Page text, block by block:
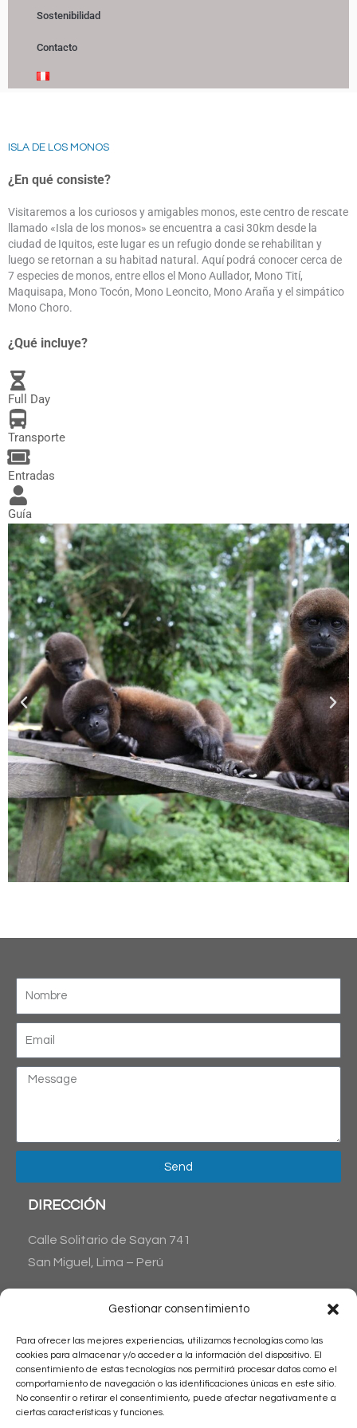
Gestionar consentimiento
Para ofrecer las mejores experiencias, utilizamos tecnologías como las
cookies para almacenar y/o acceder a la información del dispositivo. El
consentimiento de estas tecnologías nos permitirá procesar datos como el
comportamiento de navegación o las identificaciones únicas en este sitio.
No consentir o retirar el consentimiento, puede afectar negativamente a
ciertas características y funciones.
Sostenibilidad
Contacto
ISLA DE LOS MONOS
¿En qué consiste?
Visitaremos a los curiosos y amigables monos, este centro de rescate
llamado «Isla de los monos» se encuentra a casi 30km desde la
ciudad de Iquitos, este lugar es un refugio donde se rehabilitan y
luego se retornan a su habitad natural. Aquí podrá conocer cerca de
7 especies de monos, entre ellos el Mono Aullador, Mono Tití,
Maquisapa, Mono Tocón, Mono Leoncito, Mono Araña y el simpático
Mono Choro.
¿Qué incluye?
Full Day
Transporte
Entradas
Guía
DIRECCIÓN
Calle Solitario de Sayan 741
San Miguel, Lima – Perú
CONTÁCTANOS
+51 1 983515711
Email: reservas@latinamericantrips.com
HORARIO
Send